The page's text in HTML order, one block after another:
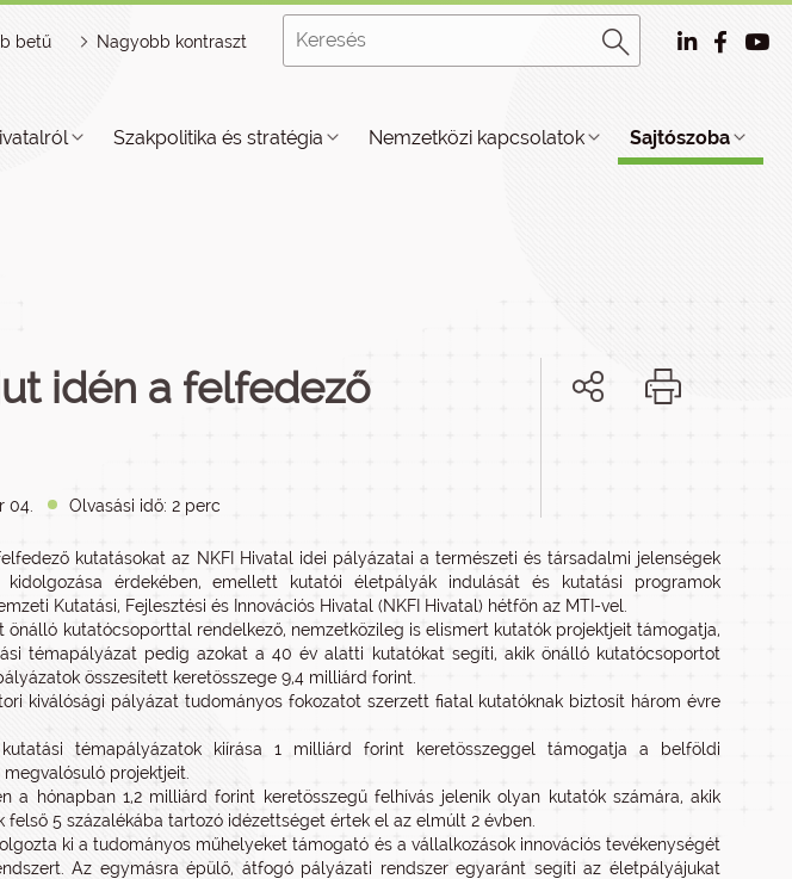
betű Nagyobb kontraszt
Szakpolitika és stratégia Nemzetközi kapcsolatok Sajtószoba
idén a felfedező
04. Olvasási idő: 2 perc
kutatásokat az NKFI Hivatal idei pályázatai a természeti és társadalmi jelenségek
érdekében, emellett kutatói életpályák indulását és kutatási programok
Kutatási, Fejlesztési és Innovációs Hivatal (NKFI Hivatal) hétfőn az MTI-vel.
kutatócsoporttal rendelkező, nemzetközileg is elismert kutatók projektjeit támogatja,
témapályázat pedig azokat a 40 év alatti kutatókat segíti, akik önálló kutatócsoportot
összesített keretösszege 9,4 milliárd forint.
kiválósági pályázat tudományos fokozatot szerzett fiatal kutatóknak biztosít három évre
témapályázatok kiírása 1 milliárd forint keretösszeggel támogatja a belföldi
projektjeit.
a hónapban 1,2 milliárd forint keretösszegű felhívás jelenik olyan kutatók számára, akik
5 százalékába tartozó idézettséget értek el az elmúlt 2 évben.
ki a tudományos műhelyeket támogató és a vállalkozások innovációs tevékenységét
Az egymásra épülő, átfogó pályázati rendszer egyaránt segíti az életpályájukat